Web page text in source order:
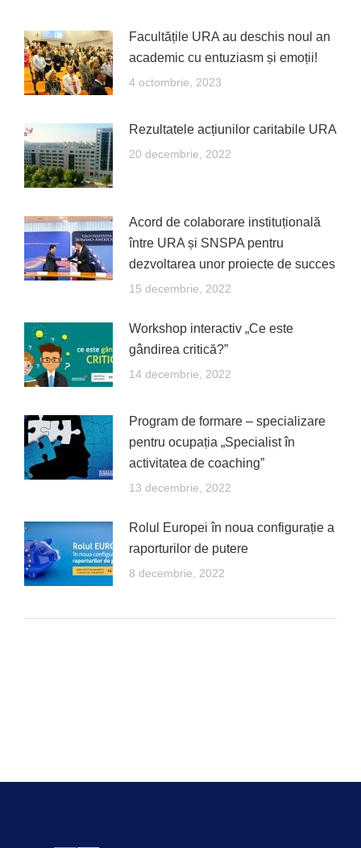
Facultățile URA au deschis noul an
academic cu entuziasm și emoții!
4 octombrie, 2023
Rezultatele acțiunilor caritabile URA
20 decembrie, 2022
Acord de colaborare instituțională
între URA și SNSPA pentru
dezvoltarea unor proiecte de succes
15 decembrie, 2022
Workshop interactiv „Ce este
gândirea critică?”
14 decembrie, 2022
Program de formare – specializare
pentru ocupația „Specialist în
activitatea de coaching”
13 decembrie, 2022
Rolul Europei în noua configurație a
raporturilor de putere
8 decembrie, 2022